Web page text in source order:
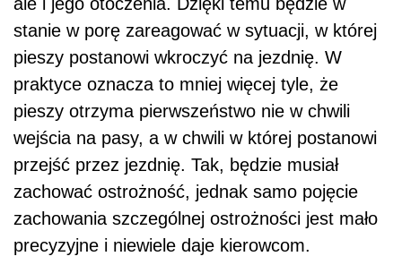
stanie w porę zareagować w sytuacji, w której
pieszy postanowi wkroczyć na jezdnię. W
praktyce oznacza to mniej więcej tyle, że
pieszy otrzyma pierwszeństwo nie w chwili
wejścia na pasy, a w chwili w której postanowi
przejść przez jezdnię. Tak, będzie musiał
zachować ostrożność, jednak samo pojęcie
zachowania szczególnej ostrożności jest mało
precyzyjne i niewiele daje kierowcom.